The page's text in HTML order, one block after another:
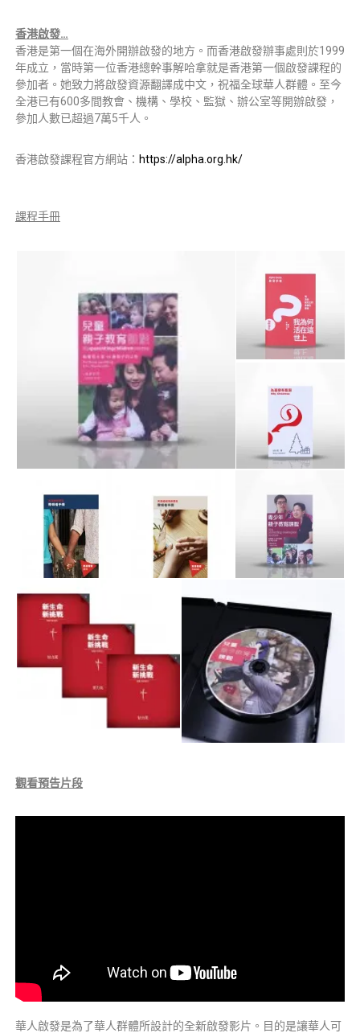
香港啟發…
香港是第一個在海外開辦啟發的地方。而香港啟發辦事處則於1999
年成立，當時第一位香港總幹事解哈拿就是香港第一個啟發課程的
參加者。她致力將啟發資源翻譯成中文，祝福全球華人群體。至今
全港已有600多間教會、機構、學校、監獄、辦公室等開辦啟發，
參加人數已超過7萬5千人。
香港啟發課程官方網站： https://alpha.org.hk/
課程手冊
觀看預告片段
華人啟發是為了華人群體所設計的全新啟發影片。目的是讓華人可